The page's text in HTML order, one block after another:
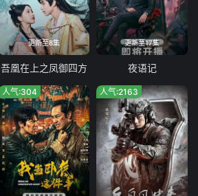
更新至8集
吾凰在上之凤御四方
更新至17集
夜语记
人气:304 人气:2163